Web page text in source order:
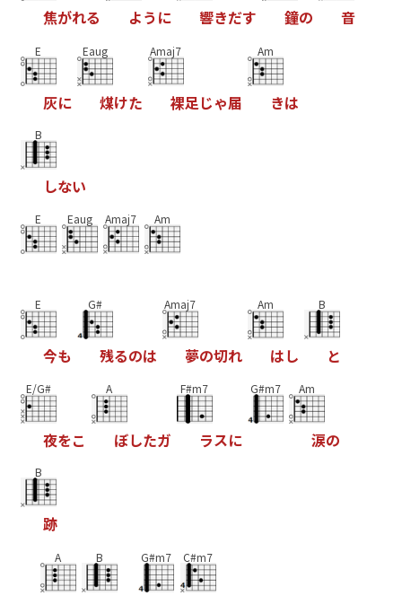
焦がれる よう に 響きだす 鐘の 音
E
灰に
Eaug
煤けた
Amaj7
裸足じゃ届
Am
きは
B
しない
E Eaug Amaj7 Am
E
今も
G#
残るのは
Amaj7
夢の切れ
Am
はし
B
と
E/G#
夜をこ
A
ぼしたガ
F#m7
ラスに
G#m7 Am
涙の
B
跡
A B G#m7 C#m7